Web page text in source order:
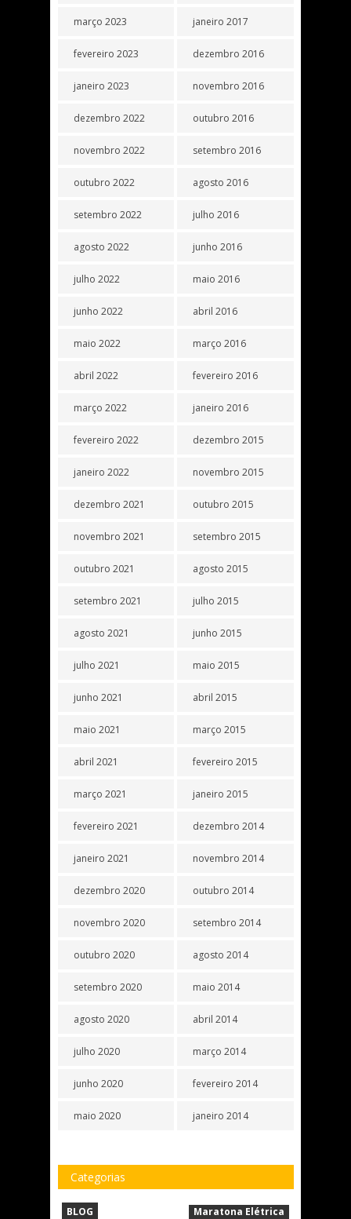
março 2023
fevereiro 2023
janeiro 2023
dezembro 2022
novembro 2022
outubro 2022
setembro 2022
agosto 2022
julho 2022
junho 2022
maio 2022
abril 2022
março 2022
fevereiro 2022
janeiro 2022
dezembro 2021
novembro 2021
outubro 2021
setembro 2021
agosto 2021
julho 2021
junho 2021
maio 2021
abril 2021
março 2021
fevereiro 2021
janeiro 2021
dezembro 2020
novembro 2020
outubro 2020
setembro 2020
agosto 2020
julho 2020
junho 2020
maio 2020
janeiro 2017
dezembro 2016
novembro 2016
outubro 2016
setembro 2016
agosto 2016
julho 2016
junho 2016
maio 2016
abril 2016
março 2016
fevereiro 2016
janeiro 2016
dezembro 2015
novembro 2015
outubro 2015
setembro 2015
agosto 2015
julho 2015
junho 2015
maio 2015
abril 2015
março 2015
fevereiro 2015
janeiro 2015
dezembro 2014
novembro 2014
outubro 2014
setembro 2014
agosto 2014
maio 2014
abril 2014
março 2014
fevereiro 2014
janeiro 2014
Categorias
BLOG Maratona Elétrica